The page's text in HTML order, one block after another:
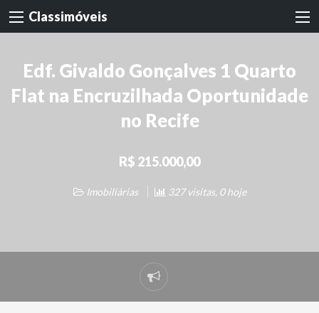
Classimóveis
Edf. Givaldo Gonçalves 1 Quarto
Flat na Encruzilhada Oportunidade
no Recife
R$ 215.000,00
Imobiliárias 327 visitas, 0 hoje
Denunciar
problema